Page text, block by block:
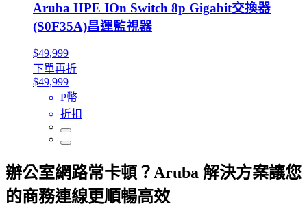
Aruba HPE IOn Switch 8p Gigabit交換器
(S0F35A)昌運監視器
$49,999
下單再折
$49,999
P幣
折扣
辦公室網路常卡頓？Aruba 解決方案讓您
的商務連線更順暢高效